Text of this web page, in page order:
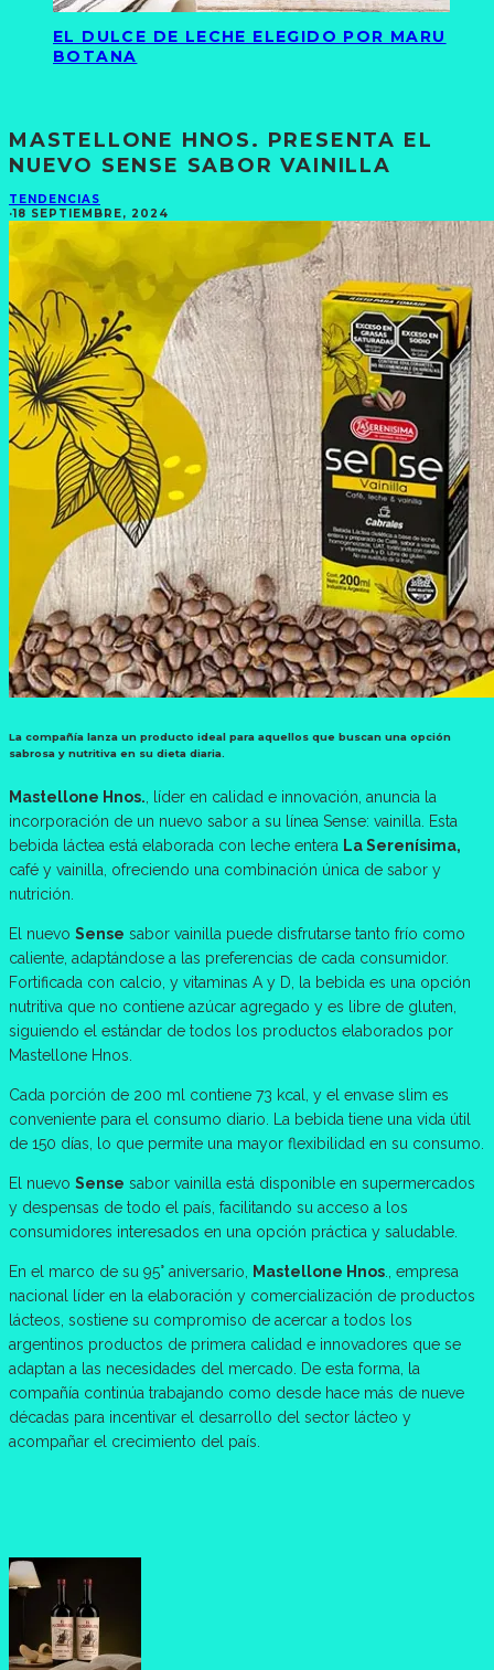
EL DULCE DE LECHE ELEGIDO POR MARU
BOTANA
MASTELLONE HNOS. PRESENTA EL
NUEVO SENSE SABOR VAINILLA
TENDENCIAS
·18 SEPTIEMBRE, 2024
La compañía lanza un producto ideal para aquellos que buscan una opción
sabrosa y nutritiva en su dieta diaria.
Mastellone Hnos., líder en calidad e innovación, anuncia la
incorporación de un nuevo sabor a su línea Sense: vainilla. Esta
bebida láctea está elaborada con leche entera La Serenísima,
café y vainilla, ofreciendo una combinación única de sabor y
nutrición.
El nuevo Sense sabor vainilla puede disfrutarse tanto frío como
caliente, adaptándose a las preferencias de cada consumidor.
Fortificada con calcio, y vitaminas A y D, la bebida es una opción
nutritiva que no contiene azúcar agregado y es libre de gluten,
siguiendo el estándar de todos los productos elaborados por
Mastellone Hnos.
Cada porción de 200 ml contiene 73 kcal, y el envase slim es
conveniente para el consumo diario. La bebida tiene una vida útil
de 150 días, lo que permite una mayor flexibilidad en su consumo.
El nuevo Sense sabor vainilla está disponible en supermercados
y despensas de todo el país, facilitando su acceso a los
consumidores interesados en una opción práctica y saludable.
En el marco de su 95° aniversario, Mastellone Hnos., empresa
nacional líder en la elaboración y comercialización de productos
lácteos, sostiene su compromiso de acercar a todos los
argentinos productos de primera calidad e innovadores que se
adaptan a las necesidades del mercado. De esta forma, la
compañía continúa trabajando como desde hace más de nueve
décadas para incentivar el desarrollo del sector lácteo y
acompañar el crecimiento del país.